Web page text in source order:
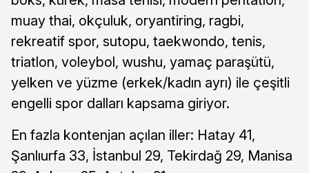
muay thai, okçuluk, oryantiring, ragbi,
rekreatif spor, sutopu, taekwondo, tenis,
triatlon, voleybol, wushu, yamaç paraşütü,
yelken ve yüzme (erkek/kadın ayrı) ile çeşitli
engelli spor dalları kapsama giriyor.
En fazla kontenjan açılan iller: Hatay 41,
Şanlıurfa 33, İstanbul 29, Tekirdağ 29, Manisa